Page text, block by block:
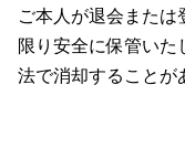
ご本人が退会また
限り安全に保管い
法で消却することが